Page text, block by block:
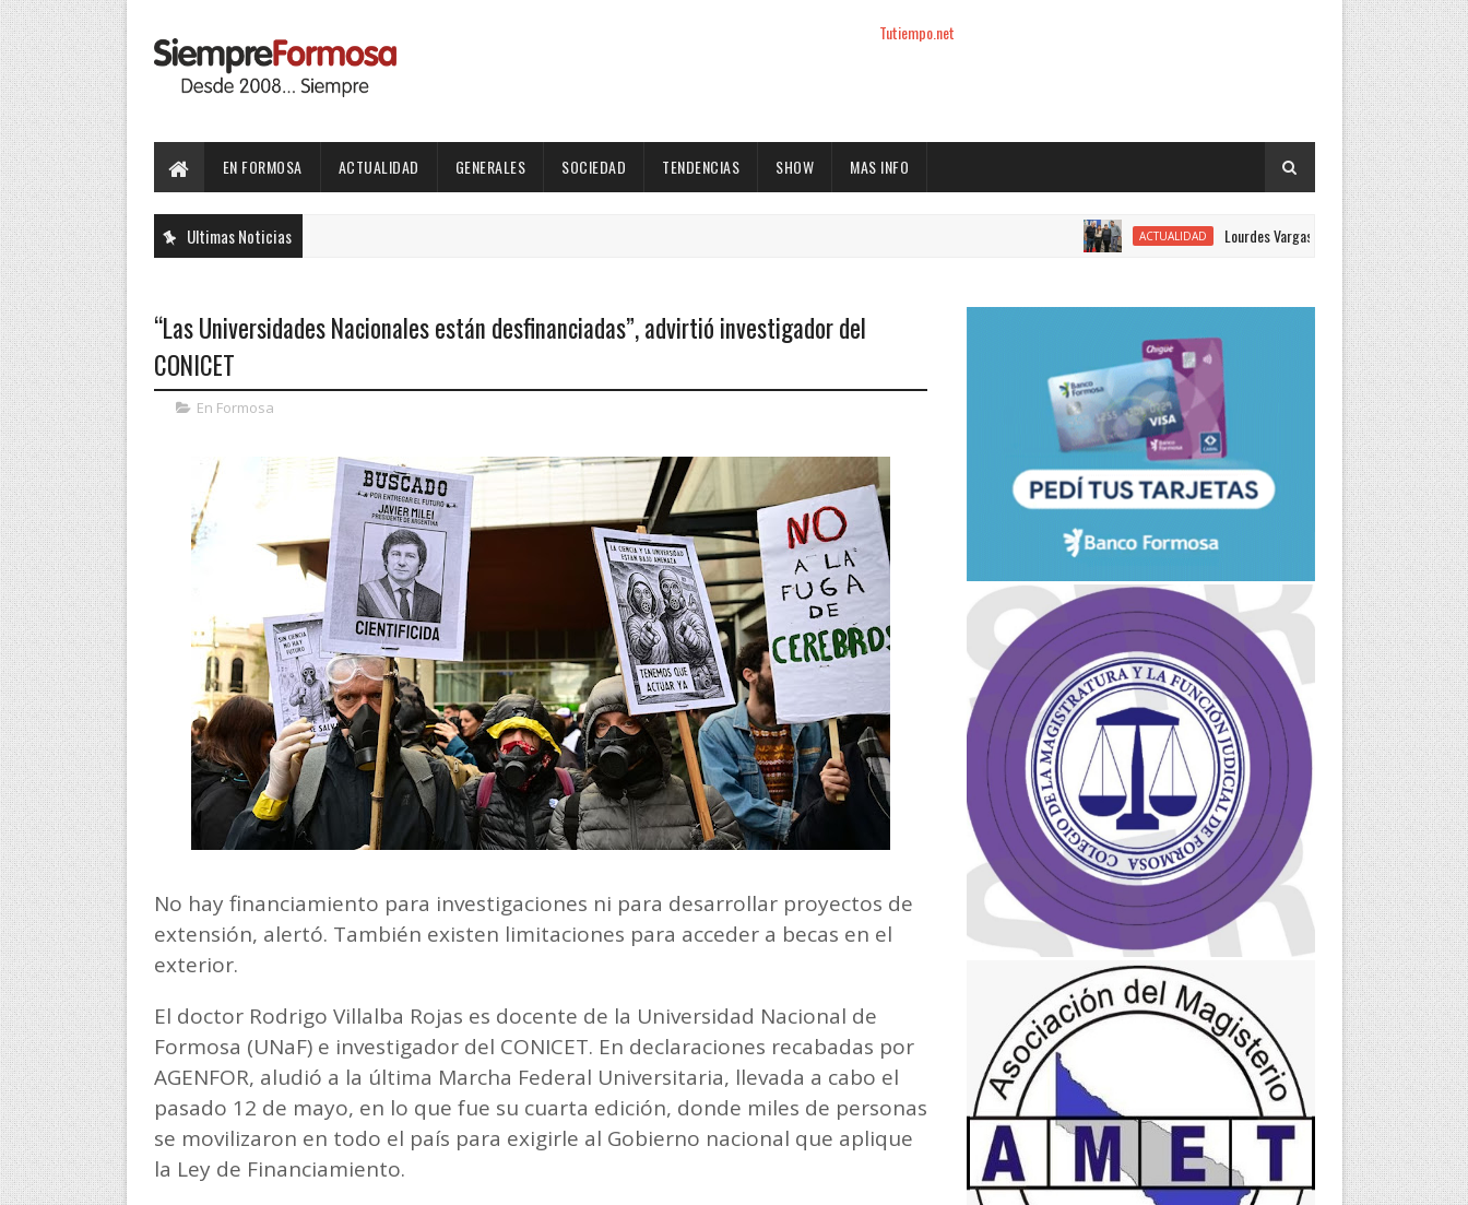
Tutiempo.net
EN FORMOSA ACTUALIDAD GENERALES SOCIEDAD TENDENCIAS SHOW MAS INFO
Ultimas Noticias ACTUALIDAD Lourdes Vargas juró como concejal por el
“Las Universidades Nacionales están desfinanciadas”, advirtió investigador del
CONICET
En Formosa
No hay financiamiento para investigaciones ni para desarrollar proyectos de
extensión, alertó. También existen limitaciones para acceder a becas en el
exterior.
El doctor Rodrigo Villalba Rojas es docente de la Universidad Nacional de
Formosa (UNaF) e investigador del CONICET. En declaraciones recabadas por
AGENFOR, aludió a la última Marcha Federal Universitaria, llevada a cabo el
pasado 12 de mayo, en lo que fue su cuarta edición, donde miles de personas
se movilizaron en todo el país para exigirle al Gobierno nacional que aplique
la Ley de Financiamiento.